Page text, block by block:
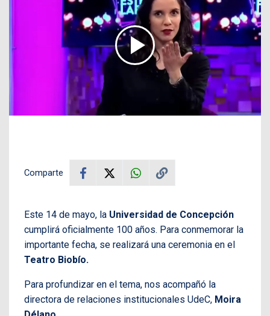
Comparte
Este 14 de mayo, la Universidad de Concepción
cumplirá oficialmente 100 años. Para conmemorar la
importante fecha, se realizará una ceremonia en el
Teatro Biobío.
Para profundizar en el tema, nos acompañó la
directora de relaciones institucionales UdeC, Moira